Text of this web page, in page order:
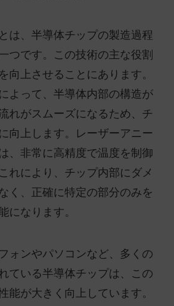
は、半導体チップの製造過程
つです。この技術の主な役割
向上させることにあります。
よって、半導体内部の構造が
れがスムーズになるため、チ
向上します。レーザーアニー
、非常に高精度で温度を制御
れにより、チップ内部にダメ
く、正確に特定の部分のみを
になります。
ォンやパソコンなど、多くの
ている半導体チップは、この
能が大きく向上しています。